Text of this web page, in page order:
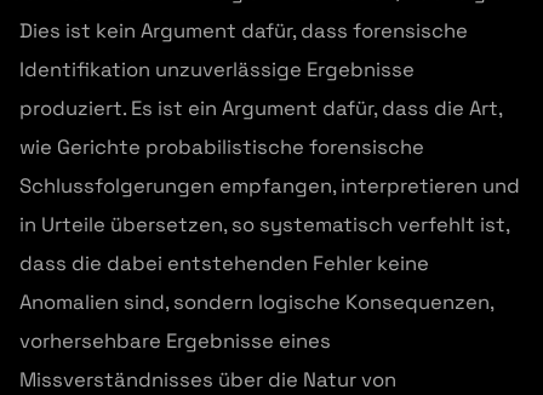
Dies ist kein Argument dafür, dass forensische
Identifikation unzuverlässige Ergebnisse
produziert. Es ist ein Argument dafür, dass die Art,
wie Gerichte probabilistische forensische
Schlussfolgerungen empfangen, interpretieren und
in Urteile übersetzen, so systematisch verfehlt ist,
dass die dabei entstehenden Fehler keine
Anomalien sind, sondern logische Konsequenzen,
vorhersehbare Ergebnisse eines
Missverständnisses über die Natur von